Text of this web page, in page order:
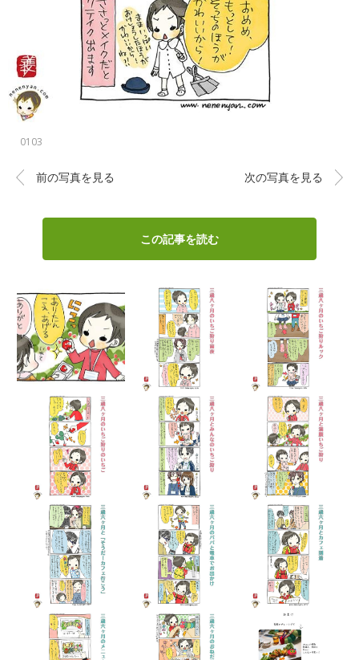
0103
前の写真を見る 次の写真を見る
この記事を読む